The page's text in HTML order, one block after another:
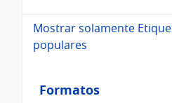
Mostrar solamente
populares
Formatos
Formatos